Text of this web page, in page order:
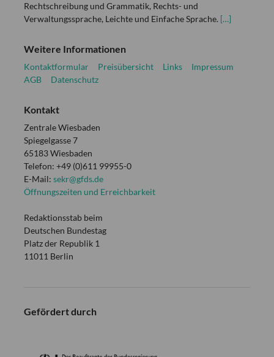
Rechtschreibung und Grammatik, Rechts- und
Verwaltungssprache, Leichte und Einfache Sprache. […]
Weitere Informationen
Kontaktformular Preisübersicht Links
Impressum
AGB
Datenschutz
Kontakt
Zentrale Wiesbaden
Spiegelgasse 7
65183 Wiesbaden
Telefon: +49 (0)611 99955-0
E-Mail: sekr@gfds.de
Öffnungszeiten und Erreichbarkeit
Redaktionsstab beim
Deutschen Bundestag
Platz der Republik 1
11011 Berlin
Gefördert durch